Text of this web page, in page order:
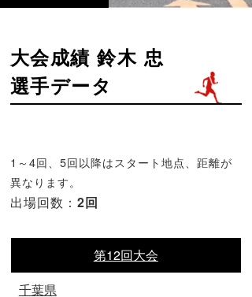
大会成績 鈴木 忠
選手データ
1～4回、5回以降はスタート地点、距離が
異なります。
出場回数： 2回
第12回大会
千葉県